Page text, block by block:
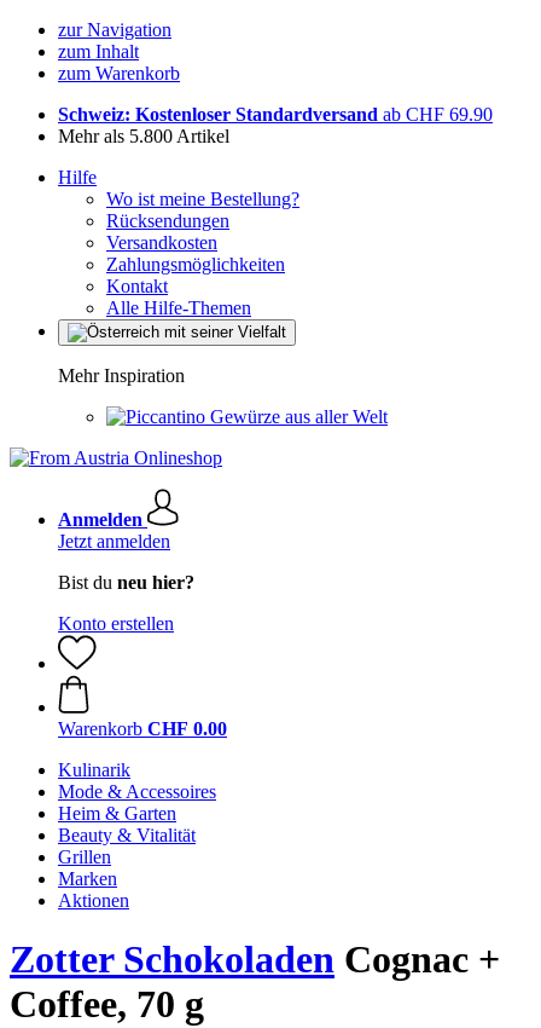
zur Navigation
zum Inhalt
zum Warenkorb
Schweiz: Kostenloser Standardversand ab CHF 69.90
Mehr als 5.800 Artikel
Hilfe
Wo ist meine Bestellung?
Rücksendungen
Versandkosten
Zahlungsmöglichkeiten
Kontakt
Alle Hilfe-Themen
Mehr Inspiration
Gewürze aus aller Welt
Anmelden
Jetzt anmelden
Bist du neu hier?
Konto erstellen
Warenkorb CHF 0.00
Kulinarik
Mode & Accessoires
Heim & Garten
Beauty & Vitalität
Grillen
Marken
Aktionen
Zotter Schokoladen Cognac +
Coffee, 70 g